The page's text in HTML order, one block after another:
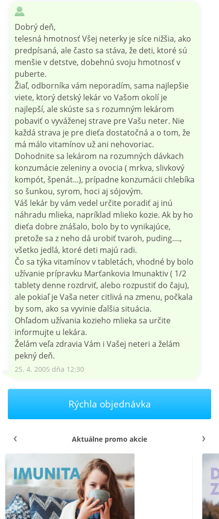
Dobrý deň,
telesná hmotnosť Všej neterky je síce nižšia, ako
predpísaná, ale často sa stáva, že deti, ktoré sú
menšie v detstve, dobehnú svoju hmotnosť v
puberte.
Žiaľ, odborníka vám neporadím, sama najlepšie
viete, ktorý detský lekár vo Vašom okolí je
najlepší, ale skúste sa s rozumným lekárom
pobaviť o vyváženej strave pre Vašu neter. Nie
každá strava je pre dieťa dostatočná a o tom, že
má málo vitamínov už ani nehovoriac.
Dohodnite sa lekárom na rozumných dávkach
konzumácie zeleniny a ovocia ( mrkva, slivkový
kompót, špenát...), prípadne konzumácii chlebíka
so šunkou, syrom, hoci aj sójovým.
Váš lekár by vám vedel určite poradiť aj inú
náhradu mlieka, napríklad mlieko kozie. Ak by ho
dieťa dobre znášalo, bolo by to vynikajúce,
pretože sa z neho dá urobiť tvaroh, puding....,
všetko jedlá, ktoré deti majú radi.
Čo sa týka vitamínov v tabletách, vhodné by bolo
užívanie prípravku Marťankovia Imunaktiv ( 1/2
tablety denne rozdrviť, alebo rozpustiť do čaju),
ale pokiaľ je Vaša neter citlivá na zmenu, počkala
by som, ako sa vyvinie ďalšia situácia.
Ohľadom užívania kozieho mlieka sa určite
informujte u lekára.
Želám veľa zdravia Vám i Vašej neteri a želám
pekný deň.
25. 4. 2005 dňa 12:30
Rýchla objednávka
Aktuálne promo akcie